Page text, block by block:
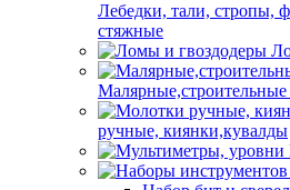
Лебедки, тали, стропы,
стяжные
ручные, киянки,кувалды